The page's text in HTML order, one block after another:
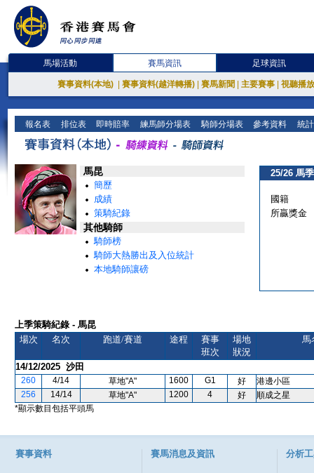
馬場活動 賽馬資訊 足球資訊
賽事資料(本地) 賽事資料(越洋轉播) 賽馬新聞 主要賽事 視聽播
報名表 排位表 即時賠率 練馬師分場表 騎師分場表 參考資料 統
馬昆
簡歷
成績
策騎紀錄
其他騎師
騎師榜
騎師大熱勝出及入位統計
本地騎師讓磅
25/26 馬季
國籍
所贏獎金
上季策騎紀錄 - 馬昆
場次
名次 跑道/賽道 途程
賽事
班次
場地
狀況
馬
14/12/2025 沙田
260 4/14 草地"A" 1600 G1 好
港邊小區
256
14/14 草地"A" 1200 4 好
順成之星
*顯示數目包括平頭馬
賽事資料 賽馬消息及資訊 分析